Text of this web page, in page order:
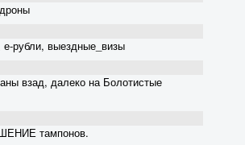
рубли, выездные_визы
взад, далеко на Болотистые
тампонов.